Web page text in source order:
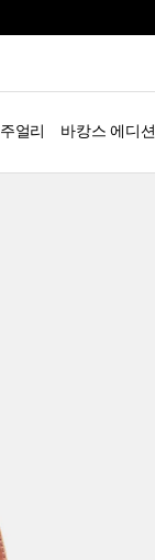
주얼리 바캉스 에디션